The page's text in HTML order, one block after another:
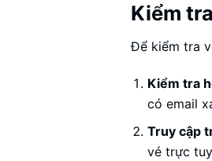
Kiểm
Để kiểm tra
Kiểm tra
có email
Truy cập
vé trực